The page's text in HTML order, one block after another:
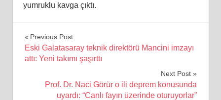
yumruklu kavga çıktı.
Yazı
gezinmesi
Previous Post
Eski Galatasaray teknik direktörü Mancini imzayı
attı: Yeni takımı şaşırttı
Next Post
Prof. Dr. Naci Görür o ili deprem konusunda
uyardı: “Canlı fayın üzerinde oturuyorlar”